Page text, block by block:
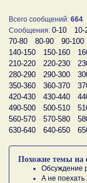
Всего сообщений: 664
Сообщения: 0-10 10-
70-80
80-90 90-100
140-150
150-160
210-220
220-230
280-290
290-300
350-360
360-370
420-430
430-440
490-500
500-510
560-570
570-580
630-640
640-650
Похожие темы на
Обсуждение
А не поехать